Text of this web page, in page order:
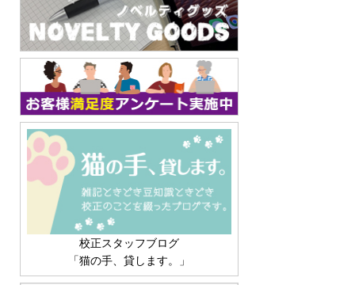
校正スタッフブログ
「猫の手、貸します。」